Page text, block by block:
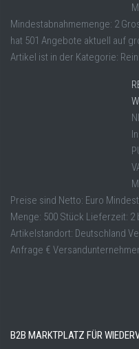
Mindestabnahmemenge: 2
hat 501 Angebote aktuell auf
Artikel ist in der Kategorie:
Preise sind Netto: Euro
Menge: 500 Stück Lieferzeit: 2
Artikelstandort: Deutschland
Anfrage €
B2B MARKTPLATZ FÜR